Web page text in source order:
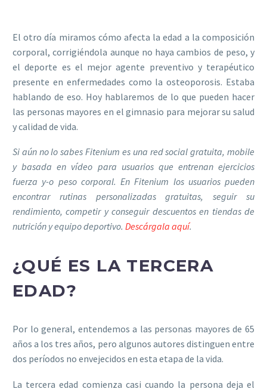
El otro día miramos cómo afecta la edad a la composición
corporal, corrigiéndola aunque no haya cambios de peso, y
el deporte es el mejor agente preventivo y terapéutico
presente en enfermedades como la osteoporosis. Estaba
hablando de eso. Hoy hablaremos de lo que pueden hacer
las personas mayores en el gimnasio para mejorar su salud
y calidad de vida.
Si aún no lo sabes Fitenium es una red social gratuita, mobile
y basada en vídeo para usuarios que entrenan ejercicios
fuerza y-o peso corporal. En Fitenium los usuarios pueden
encontrar rutinas personalizadas gratuitas, seguir su
rendimiento, competir y conseguir descuentos en tiendas de
nutrición y equipo deportivo. Descárgala aquí.
¿QUÉ ES LA TERCERA
EDAD?
Por lo general, entendemos a las personas mayores de 65
años a los tres años, pero algunos autores distinguen entre
dos períodos no envejecidos en esta etapa de la vida.
La tercera edad comienza casi cuando la persona deja el